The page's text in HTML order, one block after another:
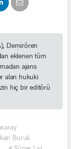
Demirören
eklenen tüm
ajans
alan hukuki
hiç bir editörü
Buruk